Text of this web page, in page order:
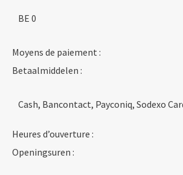
BE 0
Moyens de paiement :
Betaalmiddelen :
Cash, Bancontact, Payconiq, Sodexo
Heures d’ouverture :
Openingsuren :